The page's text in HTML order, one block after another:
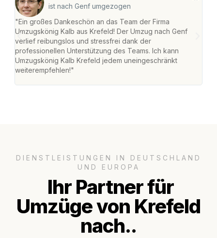
ist nach Genf umgezogen
"Ein großes Dankeschön an das Team der Firma
Umzugskönig Kalb aus Krefeld! Der Umzug nach Genf
verlief reibungslos und stressfrei dank der
professionellen Unterstützung des Teams. Ich kann
Umzugskönig Kalb Krefeld jedem uneingeschränkt
weiterempfehlen!"
DIENSTLEISTUNGEN IN DEUTSCHLAND
UND EUROPA
Ihr Partner für
Umzüge von Krefeld
nach..